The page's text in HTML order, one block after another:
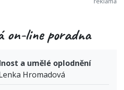
on-line poradna
a umělé oplodnění
Hromadová